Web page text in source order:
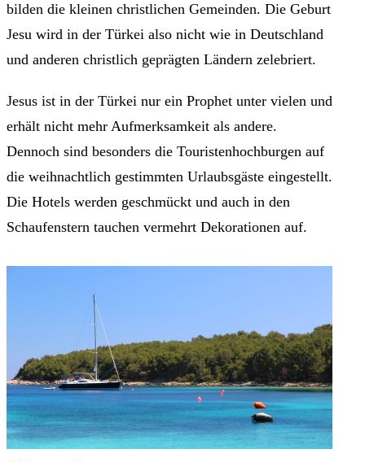
bilden die kleinen christlichen Gemeinden. Die Geburt
Jesu wird in der Türkei also nicht wie in Deutschland
und anderen christlich geprägten Ländern zelebriert.
Jesus ist in der Türkei nur ein Prophet unter vielen und
erhält nicht mehr Aufmerksamkeit als andere.
Dennoch sind besonders die Touristenhochburgen auf
die weihnachtlich gestimmten Urlaubsgäste eingestellt.
Die Hotels werden geschmückt und auch in den
Schaufenstern tauchen vermehrt Dekorationen auf.